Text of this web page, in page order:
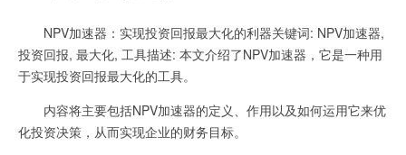
NPV加速器：实现投资回报最大化的利器关键词: NPV加速器,
投资回报, 最大化, 工具描述: 本文介绍了NPV加速器，它是一种用
于实现投资回报最大化的工具。
内容将主要包括NPV加速器的定义、作用以及如何运用它来优
化投资决策，从而实现企业的财务目标。